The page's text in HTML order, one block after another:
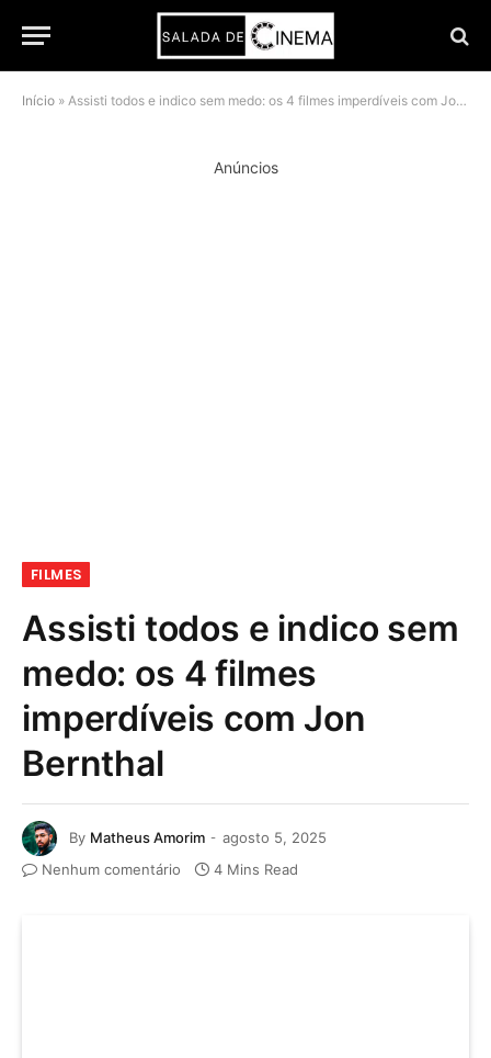
Início » Assisti todos e indico sem medo: os 4 filmes imperdíveis com Jon Bernthal
Anúncios
FILMES
Assisti todos e indico sem
medo: os 4 filmes
imperdíveis com Jon
Bernthal
By Matheus Amorim
agosto 5, 2025
Nenhum comentário
4 Mins Read